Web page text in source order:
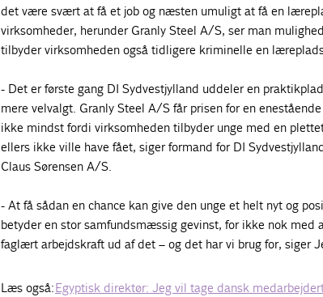
det være svært at få et job og næsten umuligt at få en
virksomheder, herunder Granly Steel A/S, ser man
tilbyder virksomheden også tidligere kriminelle en
- Det er første gang DI Sydvestjylland uddeler en
mere velvalgt. Granly Steel A/S får prisen for en
ikke mindst fordi virksomheden tilbyder unge med en
ellers ikke ville have fået, siger formand for DI
Claus Sørensen A/S.
- At få sådan en chance kan give den unge et helt nyt og
betyder en stor samfundsmæssig gevinst, for ikke nok med
faglært arbejdskraft ud af det – og det har vi brug for, siger
Læs også:Egyptisk direktør: Jeg vil tage dansk